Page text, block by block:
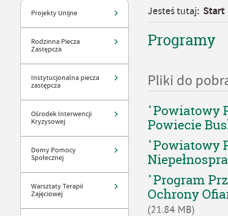
Projekty Unijne
Rodzinna Piecza
Zastępcza
Instytucjonalna piecza
zastępcza
Ośrodek Interwencji
Kryzysowej
Domy Pomocy
Społecznej
Warsztaty Terapii
Zajęciowej
Jesteś tutaj: Start
Programy
Pliki do
Powiatowy
Powiecie
Powiatowy
Program
Ochrony
(21.84 MB)